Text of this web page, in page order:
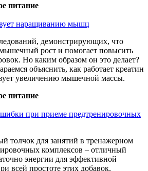
питание
наращиванию мышц
демонстрирующих, что
рост и помогает повысить
Но каким образом он это делает?
объяснить, как работает креатин
увеличению мышечной массы.
питание
при приеме предтренировочных
толчок для занятий в тренажерном
комплексов – отличный
энергии для эффективной
всей простоте этих добавок,